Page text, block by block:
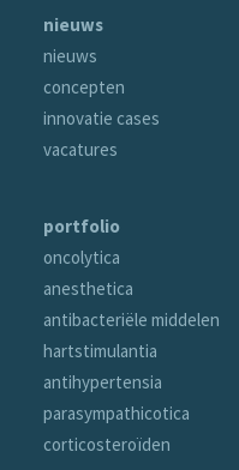
nieuws
nieuws
concepten
innovatie cases
vacatures
portfolio
oncolytica
anesthetica
antibacteriële middelen
hartstimulantia
antihypertensia
parasympathicotica
corticosteroïden